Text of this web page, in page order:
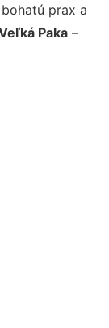
prax a
Paka –